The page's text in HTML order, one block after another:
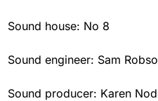
Sound house: No 8
Sound engineer: Sam
Sound producer: Karen